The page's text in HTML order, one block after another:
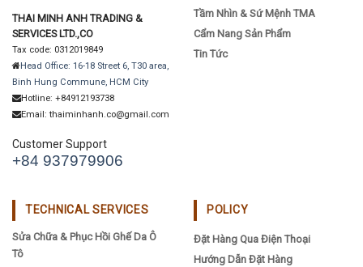
THAI MINH ANH TRADING &
SERVICES LTD.,CO
Tax code: 0312019849
Head Office: 16-18 Street 6, T30 area,
Binh Hung Commune, HCM City
Hotline: +84912193738
Email: thaiminhanh.co@gmail.com
Customer Support
+84 937979906
Tầm Nhìn & Sứ Mệnh TMA
Cẩm Nang Sản Phẩm
Tin Tức
TECHNICAL SERVICES
Sửa Chữa & Phục Hồi Ghế Da Ô
Tô
POLICY
Đặt Hàng Qua Điện Thoại
Hướng Dẫn Đặt Hàng